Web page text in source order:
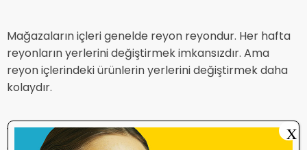
Mağazaların içleri genelde reyon reyondur. Her hafta
reyonların yerlerini değiştirmek imkansızdır. Ama
reyon içlerindeki ürünlerin yerlerini değiştirmek daha
kolaydır.
Yine de 6 ayda bir reyonların yerini değiştirmeniz
X